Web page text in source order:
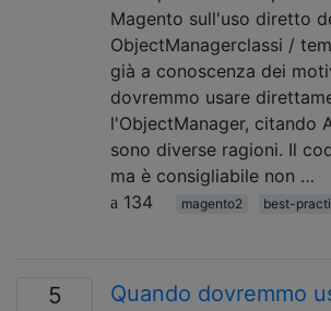
Magento sull'uso diretto
ObjectManagerclassi /
già a conoscenza dei
dovremmo usare
l'ObjectManager, citando
sono diverse ragioni. Il
ma è consigliabile non …
134
magento2 best-
5
Quando dovremmo